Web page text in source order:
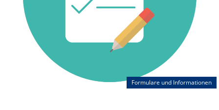
Formulare und Informationen